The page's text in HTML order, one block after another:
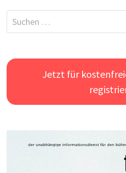
Suchen
nach:
Jetzt für